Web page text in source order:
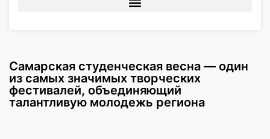
Самарская студенческая весна — один
из самых значимых творческих
фестивалей, объединяющий
талантливую молодежь региона